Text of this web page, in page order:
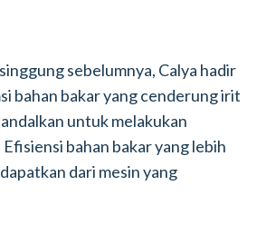
sebelumnya, Calya hadir
bahan bakar yang cenderung irit
untuk melakukan
bahan bakar yang lebih
dari mesin yang